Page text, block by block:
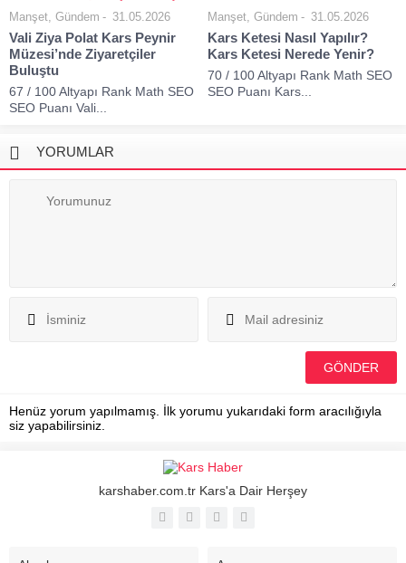
Manşet, Gündem 31.05.2026
Vali Ziya Polat Kars Peynir
Müzesi’nde Ziyaretçiler
Buluştu
67 / 100 Altyapı Rank Math SEO
SEO Puanı Vali...
Manşet, Gündem 31.05.2026
Kars Ketesi Nasıl Yapılır?
Kars Ketesi Nerede Yenir?
70 / 100 Altyapı Rank Math SEO
SEO Puanı Kars...
YORUMLAR
Henüz yorum yapılmamış. İlk yorumu yukarıdaki form aracılığıyla
siz yapabilirsiniz.
karshaber.com.tr Kars'a Dair Herşey